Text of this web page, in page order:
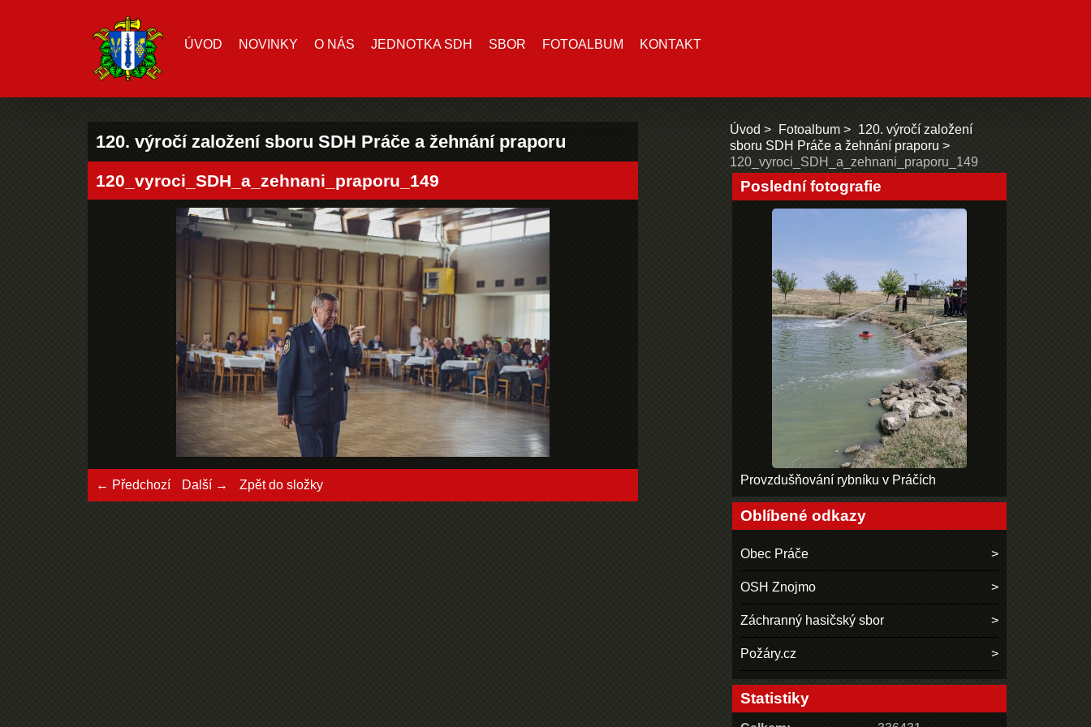
ÚVOD NOVINKY O NÁS JEDNOTKA SDH SBOR FOTOALBUM KONTAKT
120. výročí založení sboru SDH Práče a žehnání praporu
120_vyroci_SDH_a_zehnani_praporu_149
← Předchozí Další → Zpět do složky
Úvod Fotoalbum
120. výročí založení
sboru SDH Práče a žehnání praporu
120_vyroci_SDH_a_zehnani_praporu_149
Poslední fotografie
Provzdušňování rybníku v Práčích
Oblíbené odkazy
Obec Práče
OSH Znojmo
Záchranný hasičský sbor
Požáry.cz
Statistiky